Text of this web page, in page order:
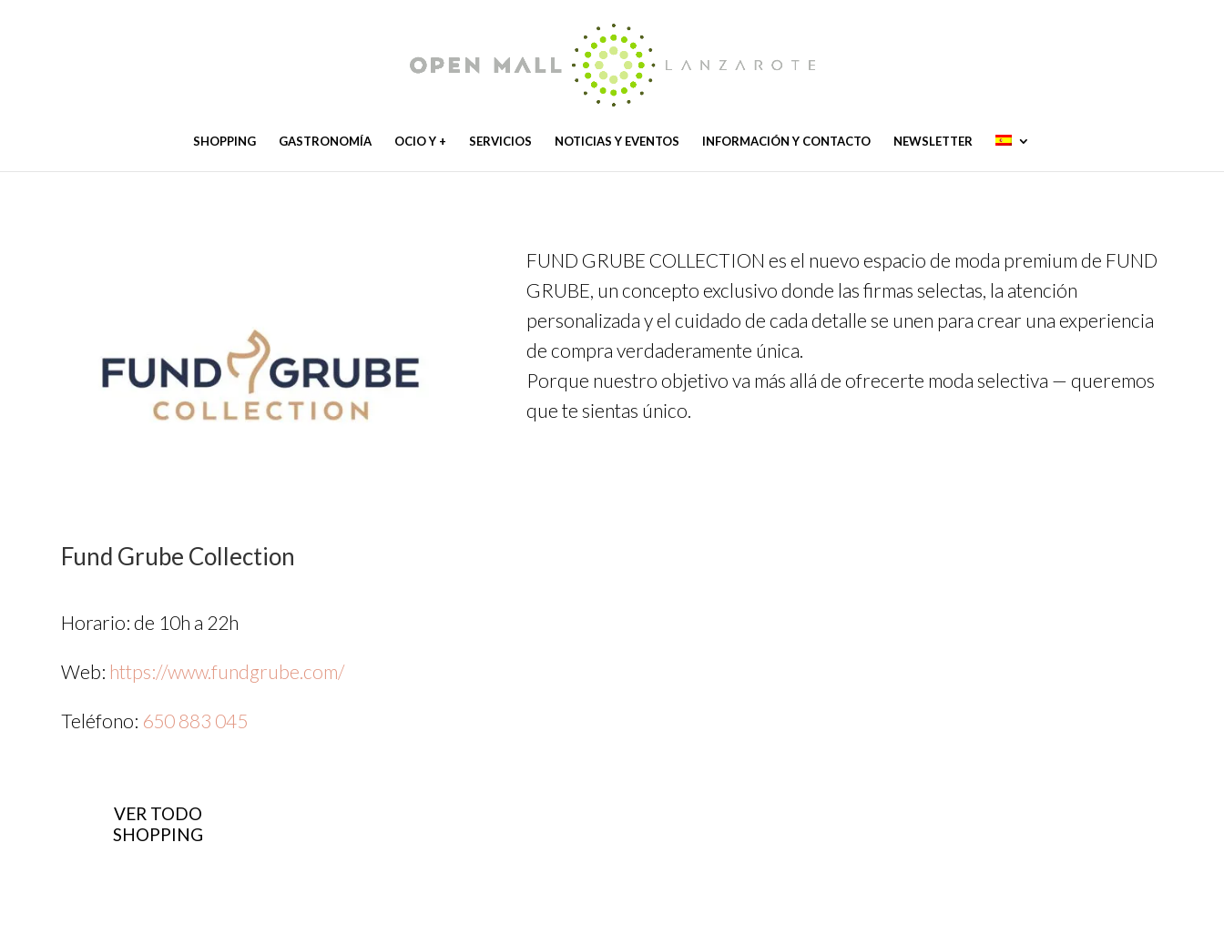
SHOPPING GASTRONOMÍA OCIO Y + SERVICIOS NOTICIAS Y EVENTOS INFORMACIÓN Y CONTACTO NEWSLETTER
Fund Grube Collection
Horario: de 10h a 22h
Web: https://www.fundgrube.com/
Teléfono: 650 883 045
FUND GRUBE COLLECTION es el nuevo espacio de moda premium de FUND
GRUBE, un concepto exclusivo donde las firmas selectas, la atención
personalizada y el cuidado de cada detalle se unen para crear una experiencia
de compra verdaderamente única.
Porque nuestro objetivo va más allá de ofrecerte moda selectiva — queremos
que te sientas único.
VER TODO
SHOPPING